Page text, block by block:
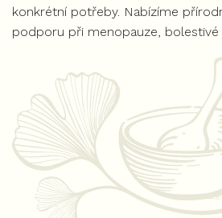
konkrétní potřeby. Nabízíme
podporu při menopauze, bolestivé